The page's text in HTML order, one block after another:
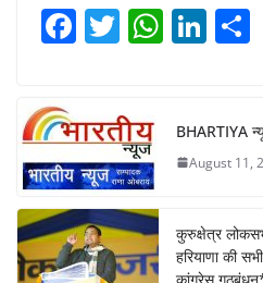
F
a
e
b
o
o
k
T
w
er
W
h
s
A
p
Li
n
e
dI
BHARTIYA
August 11,
कुरुक्षेत्र
हरियाणा की
कांग्रेस